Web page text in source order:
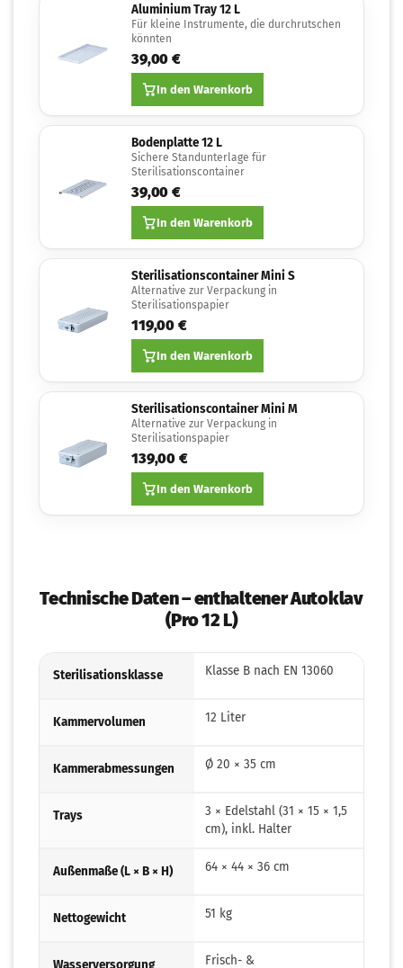
Aluminium Tray 12 L
Für kleine Instrumente, die durchrutschen
könnten
39,00 €
In den Warenkorb
Bodenplatte 12 L
Sichere Standunterlage für
Sterilisationscontainer
39,00 €
In den Warenkorb
Sterilisationscontainer Mini S
Alternative zur Verpackung in
Sterilisationspapier
119,00 €
In den Warenkorb
Sterilisationscontainer Mini M
Alternative zur Verpackung in
Sterilisationspapier
139,00 €
In den Warenkorb
Technische Daten – enthaltener Autoklav
(Pro 12 L)
Sterilisationsklasse Klasse B nach EN 13060
Kammervolumen 12 Liter
Kammerabmessungen Ø 20 × 35 cm
Trays
3 × Edelstahl (31 × 15 × 1,5
cm), inkl. Halter
Außenmaße (L × B × H) 64 × 44 × 36 cm
Nettogewicht 51 kg
Wasserversorgung
Frisch- &